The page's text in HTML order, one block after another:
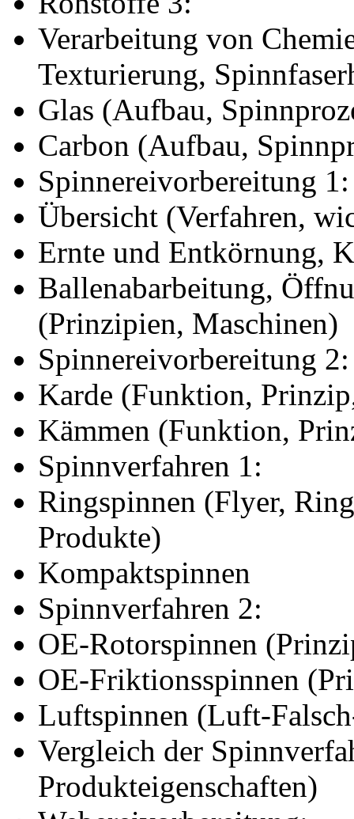
Verarbeitung von
Texturierung,
Glas (Aufbau,
Carbon (Aufbau,
Spinnereivorbereitung 1:
Übersicht (Verfahren,
Ernte und Entkörnung,
Ballenabarbeitung,
(Prinzipien, Maschinen)
Spinnereivorbereitung 2:
Karde (Funktion,
Kämmen (Funktion,
Spinnverfahren 1:
Ringspinnen (Flyer,
Produkte)
Kompaktspinnen
Spinnverfahren 2:
OE-Rotorspinnen
OE-Friktionsspinnen
Luftspinnen (Luft-
Vergleich der
Produkteigenschaften)